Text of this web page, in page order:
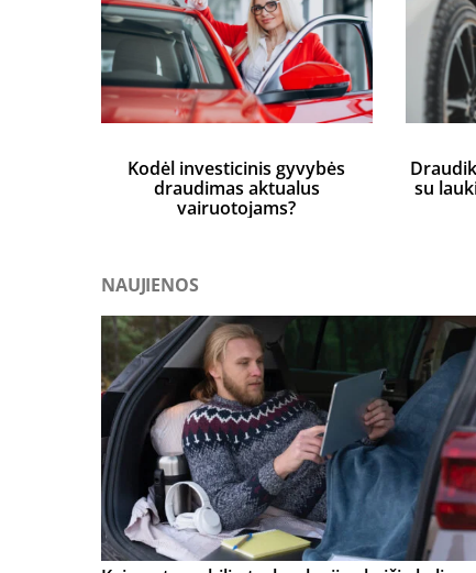
Kodėl investicinis gyvybės
draudimas aktualus
vairuotojams?
su
NAUJIENOS